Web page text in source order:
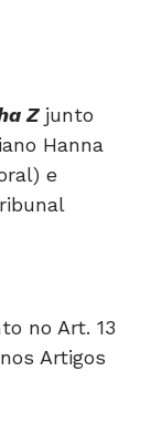
Zjunto
Hanna
e
no Art. 13
Artigos